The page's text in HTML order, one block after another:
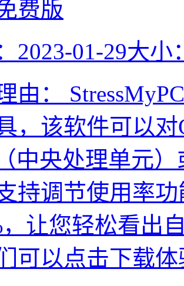
2023-01-29大小
由：
，该软件可以
中央处理单元
持调节使用率
，让您轻松看出
可以点击下载